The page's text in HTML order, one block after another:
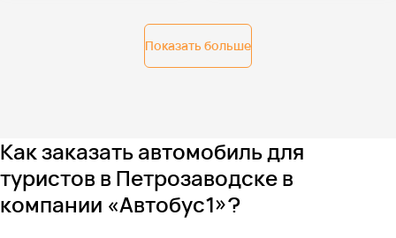
Показать больше
Как заказать автомобиль для
туристов в Петрозаводске в
компании «Автобус1»?